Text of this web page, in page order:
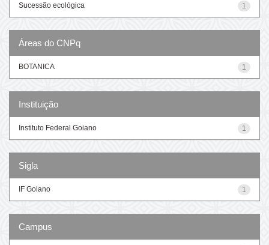
1
Sucessão ecológica
Áreas do CNPq
1
BOTANICA
Instituição
1
Instituto Federal Goiano
Sigla
1
IF Goiano
Campus